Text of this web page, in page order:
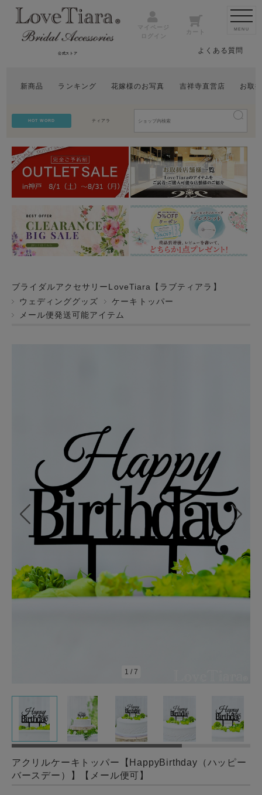
公式ストア
マイページ
ログイン
カート
よくある質問
新商品 ランキング 花嫁様のお写真 吉祥寺直営店 お取
HOT WORD ティアラ
MENU
ブライダルアクセサリーLoveTiara【ラブティアラ】
ウェディンググッズ
ケーキトッパー
メール便発送可能アイテム
1 / 7
アクリルケーキトッパー【HappyBirthday（ハッピー
バースデー）】【メール便可】